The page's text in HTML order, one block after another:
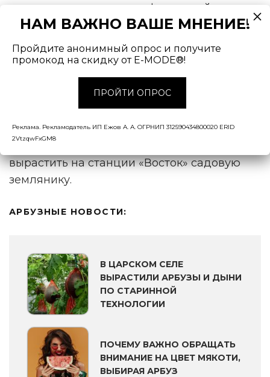
электромагнитного фона в районе
южного геомагнитного полюса.
Большая продуктивность на
агробиополигоне объясняется условиями
выращивания, максимально
В 2026 году полярники планируют
вырастить на станции «Восток» садовую
землянику.
АРБУЗНЫЕ НОВОСТИ:
В ЦАРСКОМ СЕЛЕ
ВЫРАСТИЛИ АРБУЗЫ И ДЫНИ
ПО СТАРИННОЙ
ТЕХНОЛОГИИ
ПОЧЕМУ ВАЖНО ОБРАЩАТЬ
ВНИМАНИЕ НА ЦВЕТ МЯКОТИ,
ВЫБИРАЯ АРБУЗ
НАМ ВАЖНО ВАШЕ МНЕНИЕ!
Пройдите анонимный опрос и получите
промокод на скидку от E-MODE®!
ПРОЙТИ ОПРОС
Реклама. Рекламодатель ИП Ежов А. А. ОГРНИП 312590434800020 ERID
2VtzqwFxGM8